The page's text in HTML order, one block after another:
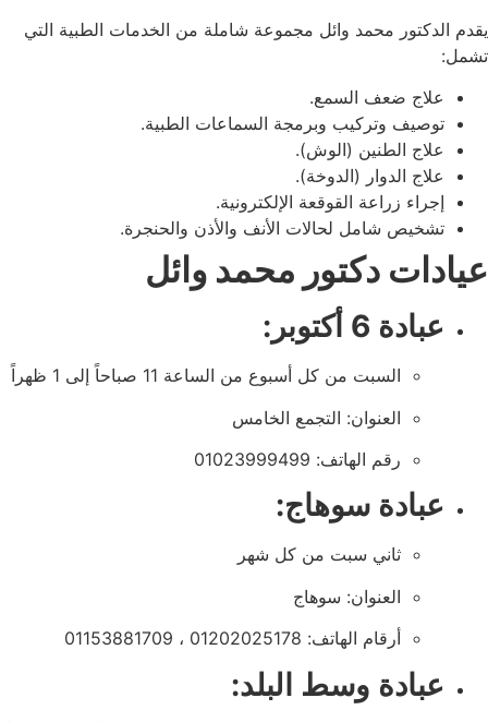
يقدم الدكتور محمد وائل مجموعة شاملة من الخدمات الطبية التي
تشمل:
علاج ضعف السمع.
توصيف وتركيب وبرمجة السماعات الطبية.
علاج الطنين (الوش).
علاج الدوار (الدوخة).
إجراء زراعة القوقعة الإلكترونية.
تشخيص شامل لحالات الأنف والأذن والحنجرة.
عيادات دكتور محمد وائل
عبادة 6 أكتوبر:
السبت من كل أسبوع من الساعة 11 صباحاً إلى 1 ظهراً
العنوان: التجمع الخامس
رقم الهاتف: 01023999499
عبادة سوهاج:
ثاني سبت من كل شهر
العنوان: سوهاج
أرقام الهاتف: 01202025178 ، 01153881709
عبادة وسط البلد: